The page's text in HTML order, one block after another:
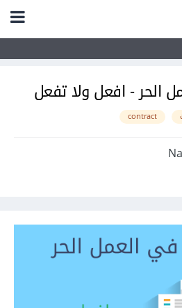
الحر - افعل ولا تفعل
contract